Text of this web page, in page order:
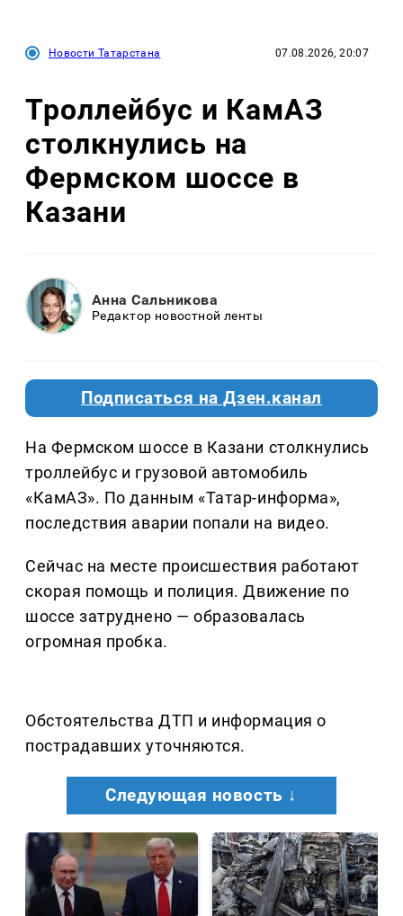
Новости Татарстана 07.08.2026, 20:07
Троллейбус и КамАЗ
столкнулись на
Фермском шоссе в
Казани
Анна Сальникова
Редактор новостной ленты
Подписаться на Дзен.канал
На Фермском шоссе в Казани столкнулись
троллейбус и грузовой автомобиль
«КамАЗ». По данным «Татар-информа»,
последствия аварии попали на видео.
Сейчас на месте происшествия работают
скорая помощь и полиция. Движение по
шоссе затруднено — образовалась
огромная пробка.
Обстоятельства ДТП и информация о
пострадавших уточняются.
Следующая новость ↓